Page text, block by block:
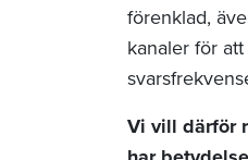
förenklad,
kanaler för
Vi vill därför